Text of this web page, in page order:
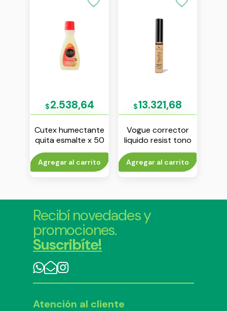
$2.538,64
Cutex humectante
quita esmalte x 50
ml
Agregar al carrito
$13.321,68
Vogue corrector
liquido resist tono
vainilla
Agregar al carrito
Recibí novedades y
promociones.
Suscribíte!
Atención al cliente